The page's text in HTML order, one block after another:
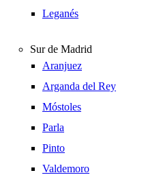
Leganés
Sur de Madrid
Aranjuez
Arganda del Rey
Móstoles
Parla
Pinto
Valdemoro